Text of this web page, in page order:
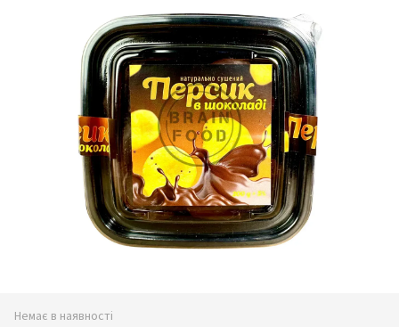
Немає в наявності